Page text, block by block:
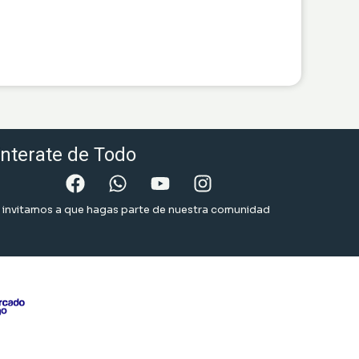
de Todo
invitamos a que hagas parte de nuestra comunidad